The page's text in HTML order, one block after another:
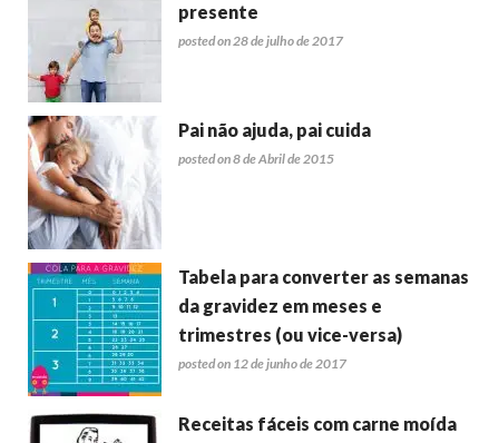
presente
posted on 28 de julho de 2017
Pai não ajuda, pai cuida
posted on 8 de Abril de 2015
Tabela para converter as semanas
da gravidez em meses e
trimestres (ou vice-versa)
posted on 12 de junho de 2017
Receitas fáceis com carne moída